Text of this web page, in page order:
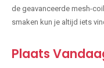
de geavanceerde mesh-
smaken kun je altijd iets
Plaats